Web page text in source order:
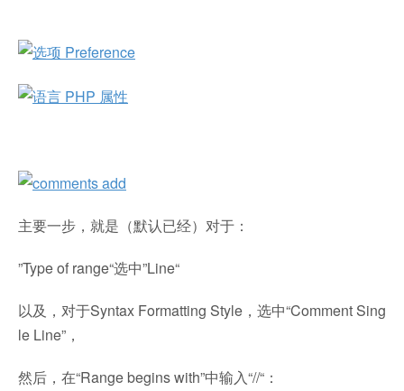
主要一步，就是（默认已经）对于：
”Type of range“选中”Line“
以及，对于Syntax Formatting Style，选中“Comment Sing
le Line”，
然后，在“Range begins with”中输入“//“：